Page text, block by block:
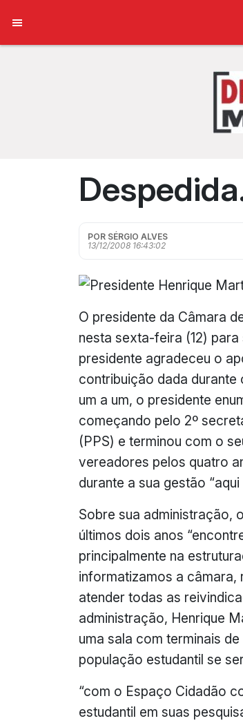
POR SÉRGIO ALVES
13/12/2008 16:43:02
O presidente da Câmara
nesta sexta-feira (12)
presidente agradeceu o
contribuição dada
um a um, o presidente
começando pelo 2º
(PPS) e terminou com o
vereadores pelos quatro
durante a sua gestão
Sobre sua administração,
últimos dois anos
principalmente na
informatizamos a
atender todas as
administração, Henrique
uma sala com terminais
população estudantil se
“com o Espaço Cidadão
estudantil em suas